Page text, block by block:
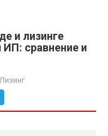
и лизинге
сравнение и